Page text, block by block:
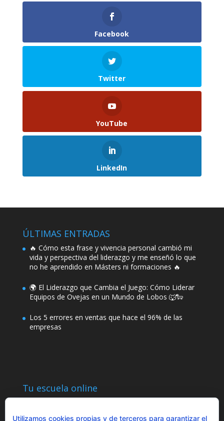
Facebook
Twitter
YouTube
LinkedIn
ÚLTIMAS ENTRADAS
🔥 Cómo esta frase y vivencia personal cambió mi
vida y perspectiva del liderazgo y me enseñó lo que
no he aprendido en Másters ni formaciones 🔥
🌍 El Liderazgo que Cambia el Juego: Cómo Liderar
Equipos de Ovejas en un Mundo de Lobos 🐺🐑
Los 5 errores en ventas que hace el 96% de las
empresas
Tu escuela online
Utilizamos cookies propias y de terceros para garantizar el